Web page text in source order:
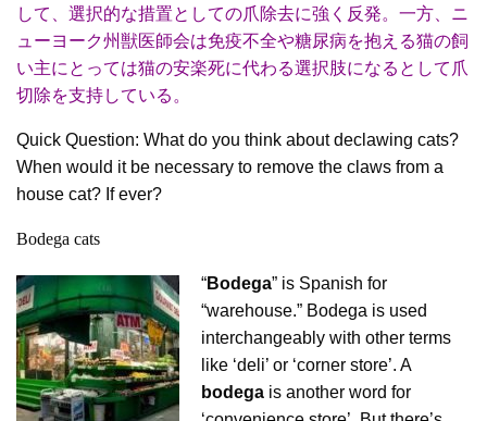
して、選択的な措置としての爪除去に強く反発。一方、ニ
ューヨーク州獣医師会は免疫不全や糖尿病を抱える猫の飼
い主にとっては猫の安楽死に代わる選択肢になるとして爪
切除を支持している。
Quick Question: What do you think about declawing cats?
When would it be necessary to remove the claws from a
house cat? If ever?
Bodega cats
“Bodega” is Spanish for
“warehouse.” Bodega is used
interchangeably with other terms
like ‘deli’ or ‘corner store’. A
bodega is another word for